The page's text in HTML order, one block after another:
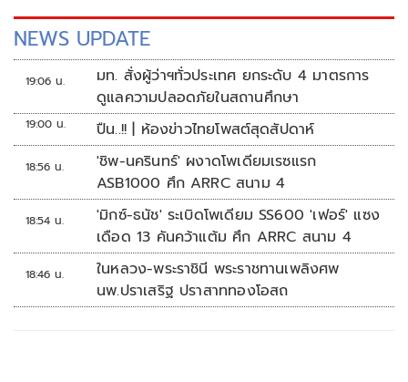
คุมทีมต่อไป
NEWS UPDATE
19:06 น.
มท. สั่งผู้ว่าฯทั่วประเทศ ยกระดับ 4 มาตรการ
ดูแลความปลอดภัยในสถานศึกษา
19:00 น. ปืน..!! | ห้องข่าวไทยโพสต์สุดสัปดาห์
18:56 น.
'ชิพ-นครินทร์' ผงาดโพเดียมเรซแรก
ASB1000 ศึก ARRC สนาม 4
18:54 น.
'มิกซ์-ธนัช' ระเบิดโพเดียม SS600 'เฟอร์' แซง
เดือด 13 คันคว้าแต้ม ศึก ARRC สนาม 4
18:46 น.
ในหลวง-พระราชินี พระราชทานเพลิงศพ
นพ.ปราเสริฐ ปราสาททองโอสถ